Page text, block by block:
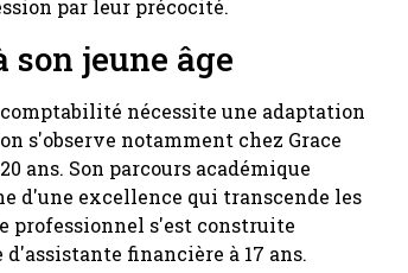
par leur précocité.
son jeune âge
nécessite une adaptation
s'observe notamment chez Grace
ans. Son parcours académique
d'une excellence qui transcende les
professionnel s'est construite
financière à 17 ans.